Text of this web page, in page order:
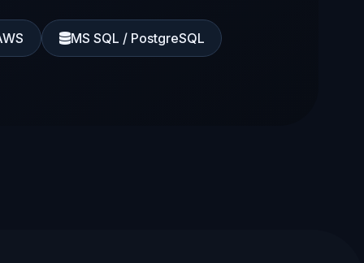
MS SQL / PostgreSQL